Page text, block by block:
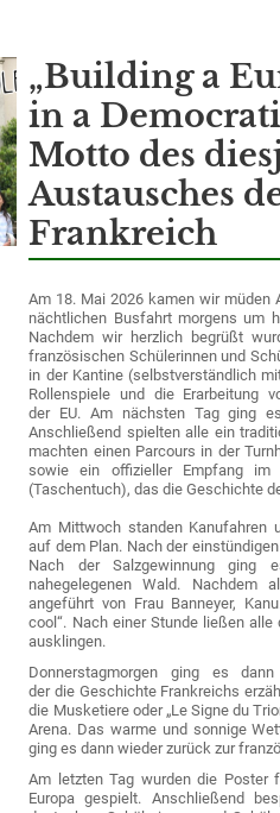
„Building a
in a
Motto des
Austausches
Frankreich
Am 18. Mai 2026 kamen wir müden
nächtlichen Busfahrt morgens um
Nachdem wir herzlich begrüßt
französischen Schülerinnen und
in der Kantine (selbstverständlich
Rollenspiele und die Erarbeitung
der EU. Am nächsten Tag ging
Anschließend spielten alle ein
machten einen Parcours in der
sowie ein offizieller Empfang
(Taschentuch), das die Geschichte
Am Mittwoch standen Kanufahren
auf dem Plan. Nach der
Nach der Salzgewinnung
nahegelegenen Wald. Nachdem
angeführt von Frau Banneyer,
cool“. Nach einer Stunde ließen
ausklingen.
Donnerstagmorgen ging es
der die Geschichte Frankreichs
die Musketiere oder „Le Signe du
Arena. Das warme und sonnige
ging es dann wieder zurück zur
Am letzten Tag wurden die Poster
Europa gespielt. Anschließend